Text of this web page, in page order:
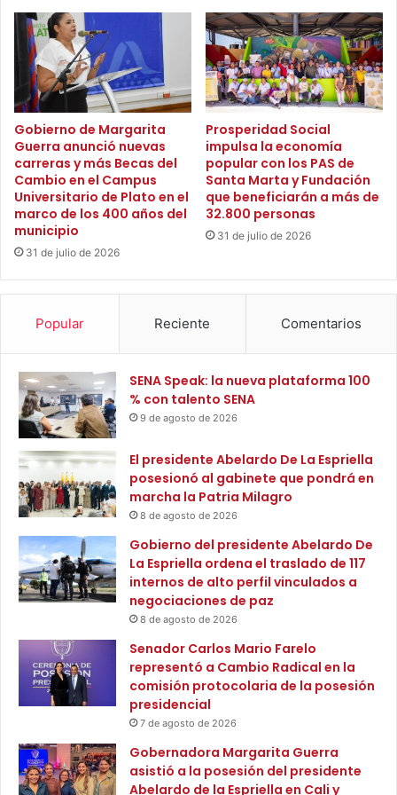
d
s
a
m
o
s
p
a
r
a
o
a
e
D
a
M
u
n
d
u
a
c
o
l
e
c
t
i
v
a
o
l
u
u
o
d
e
C
o
o
m
Gobierno de Margarita
Guerra anunció nuevas
carreras y más Becas del
Cambio en el Campus
Universitario de Plato en el
marco de los 400 años del
municipio
31 de julio de 2026
Prosperidad Social
impulsa la economía
popular con los PAS de
Santa Marta y Fundación
que beneficiarán a más de
32.800 personas
31 de julio de 2026
Popular Reciente Comentarios
SENA Speak: la nueva plataforma 100
% con talento SENA
9 de agosto de 2026
El presidente Abelardo De La Espriella
posesionó al gabinete que pondrá en
marcha la Patria Milagro
8 de agosto de 2026
Gobierno del presidente Abelardo De
La Espriella ordena el traslado de 117
internos de alto perfil vinculados a
negociaciones de paz
8 de agosto de 2026
Senador Carlos Mario Farelo
representó a Cambio Radical en la
comisión protocolaria de la posesión
presidencial
7 de agosto de 2026
Gobernadora Margarita Guerra
asistió a la posesión del presidente
Abelardo de la Espriella en Cali y